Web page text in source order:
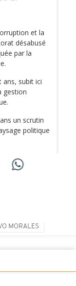
et la
désabusé
par la
ans, subit ici
gestion
un scrutin
politique
MORALES